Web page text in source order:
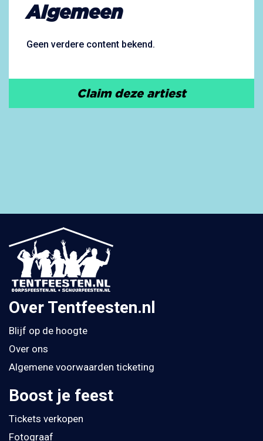
Algemeen
Geen verdere content bekend.
Claim deze artiest
Over Tentfeesten.nl
Blijf op de hoogte
Over ons
Algemene voorwaarden ticketing
Boost je feest
Tickets verkopen
Fotograaf